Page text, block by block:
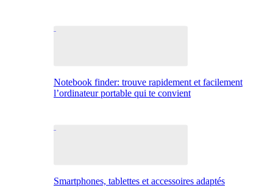
Notebook finder: trouve rapidement et facilement
l’ordinateur portable qui te convient
Smartphones, tablettes et accessoires adaptés